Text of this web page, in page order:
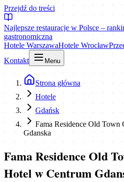
Przejdź do treści
Najlepsze restauracje w Polsce –
gastronomiczna
Hotele WarszawaHotele Wrocław
Kontakt
Menu
Strona główna
Hotele
Gdańsk
Fama Residence Old
Gdanska
Fama Residence Old
Hotel w Centrum